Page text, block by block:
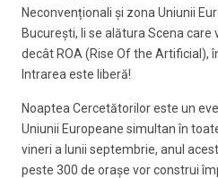
Neconvenționali și zona Uniunii
București, li se alătura Scena
decât ROA (Rise Of the Artificial),
Intrarea este liberă!
Noaptea Cercetătorilor este un
Uniunii Europeane simultan în
vineri a lunii septembrie, anul
peste 300 de orașe vor construi